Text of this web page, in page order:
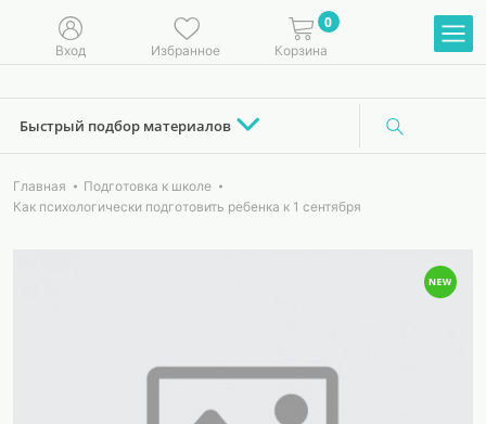
Вход Избранное
0
Корзина
Быстрый подбор материалов
Главная
Подготовка к школе
Как психологически подготовить ребенка к 1 сентября